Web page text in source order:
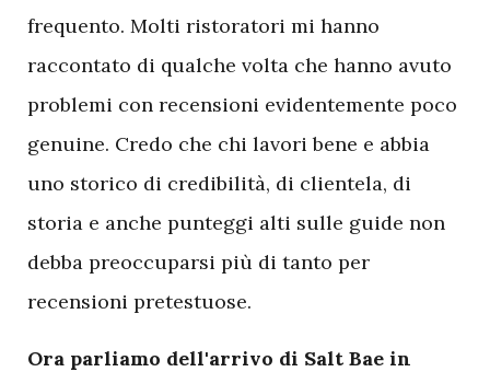
frequento. Molti ristoratori mi hanno
raccontato di qualche volta che hanno avuto
problemi con recensioni evidentemente poco
genuine. Credo che chi lavori bene e abbia
uno storico di credibilità, di clientela, di
storia e anche punteggi alti sulle guide non
debba preoccuparsi più di tanto per
recensioni pretestuose.
Ora parliamo dell'arrivo di Salt Bae in